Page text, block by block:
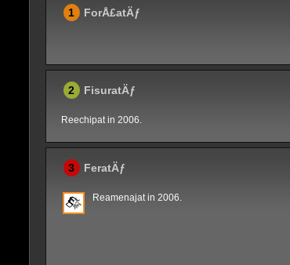
1 ForÅ£atÄƒ
2 FisuratÄƒ
Reechipat in 2006.
3 FeratÄƒ
Reamenajat in 2006.